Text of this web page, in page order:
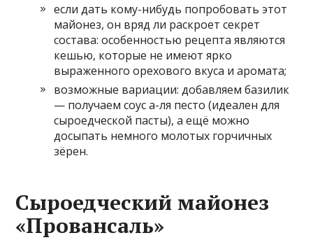
если дать кому-нибудь попробовать этот
майонез, он вряд ли раскроет секрет
состава: особенностью рецепта являются
кешью, которые не имеют ярко
выраженного орехового вкуса и аромата;
возможные вариации: добавляем базилик
— получаем соус а-ля песто (идеален для
сыроедческой пасты), а ещё можно
досыпать немного молотых горчичных
зёрен.
Сыроедческий майонез
«Провансаль»